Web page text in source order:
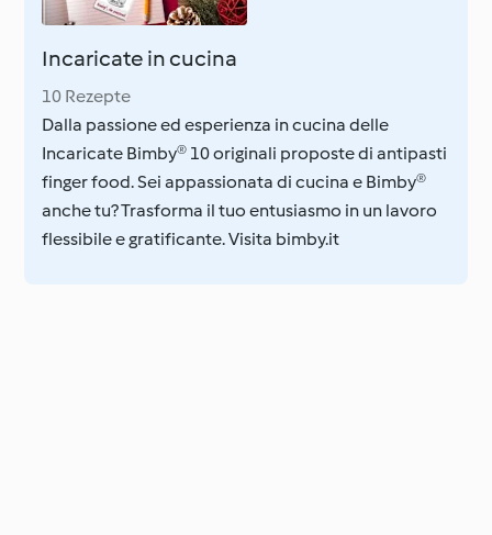
Incaricate in cucina
10 Rezepte
Dalla passione ed esperienza in cucina delle
Incaricate Bimby® 10 originali proposte di antipasti
finger food. Sei appassionata di cucina e Bimby®
anche tu? Trasforma il tuo entusiasmo in un lavoro
flessibile e gratificante. Visita bimby.it